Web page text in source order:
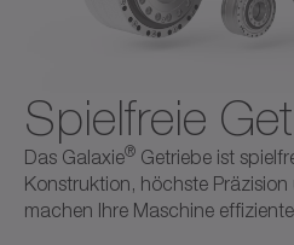
Spielfreie
Das Galaxie® Getriebe ist
Konstruktion, höchste
machen Ihre Maschine